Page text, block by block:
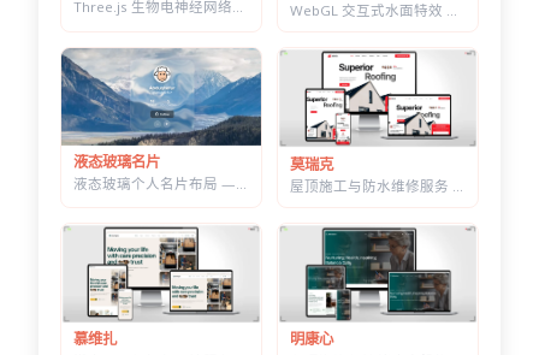
Three.js 生物电神经网络特效 — 点击触发脉冲传导，带实时 HUD 数据面板
WebGL 交互式水面特效 — 鼠标划出真实涟漪，带焦散光斑和五套水景预设
液态玻璃名片
莫瑞克
屋顶施工与防水维修服务 HTML 建站模板 | 含施工流程页与质保承诺页
慕维扎
明康心